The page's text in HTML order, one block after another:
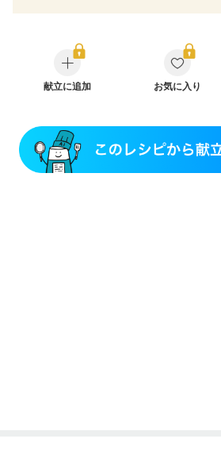
CKD（ステージ３a）
CKD（ステージ３
乳がん（抗がん剤治療中）
乳がん（
乳がん（放射線治療中）
妊婦健診・血圧が気になる（初期）
妊婦健診・血糖値が気になる（初期）
妊娠糖尿病(初期)
献立に追加 お気に入り